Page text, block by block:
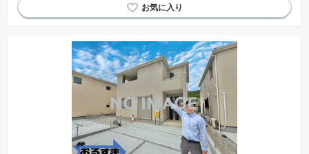
モニター付きインターホン
温水洗浄便座